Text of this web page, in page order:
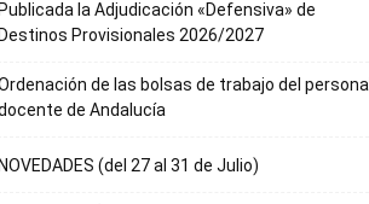
la Adjudicación «Defensiva» de
Provisionales 2026/2027
de las bolsas de trabajo del personal
de Andalucía
(del 27 al 31 de Julio)